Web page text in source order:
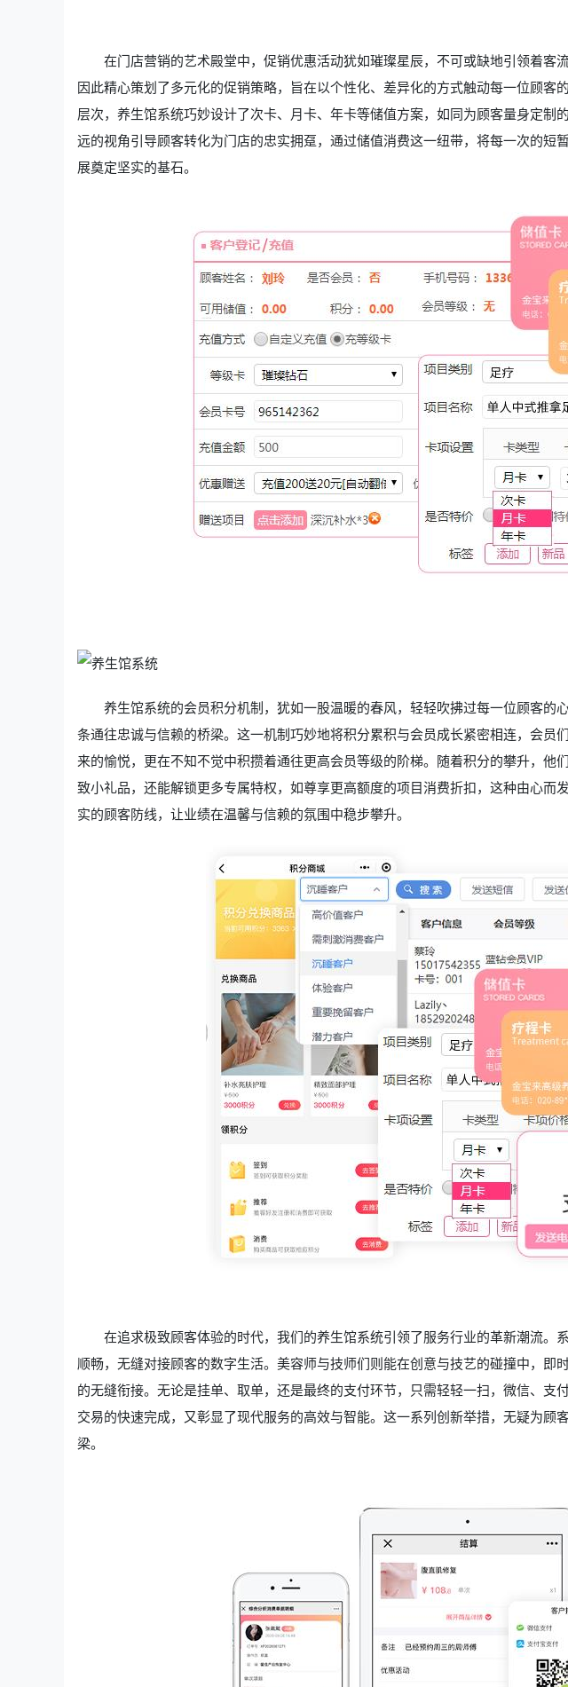
在门店营销的艺术殿堂中，促销优惠活动犹如璀璨星辰，不可或缺地引领着客
因此精心策划了多元化的促销策略，旨在以个性化、差异化的方式触动每一位顾客
层次，养生馆系统巧妙设计了次卡、月卡、年卡等储值方案，如同为顾客量身定制
远的视角引导顾客转化为门店的忠实拥趸，通过储值消费这一纽带，将每一次的短
展奠定坚实的基石。
养生馆系统的会员积分机制，犹如一股温暖的春风，轻轻吹拂过每一位顾客的
条通往忠诚与信赖的桥梁。这一机制巧妙地将积分累积与会员成长紧密相连，会员
来的愉悦，更在不知不觉中积攒着通往更高会员等级的阶梯。随着积分的攀升，他
致小礼品，还能解锁更多专属特权，如尊享更高额度的项目消费折扣，这种由心而
实的顾客防线，让业绩在温馨与信赖的氛围中稳步攀升。
在追求极致顾客体验的时代，我们的养生馆系统引领了服务行业的革新潮流。
顺畅，无缝对接顾客的数字生活。美容师与技师们则能在创意与技艺的碰撞中，即
的无缝衔接。无论是挂单、取单，还是最终的支付环节，只需轻轻一扫，微信、支
交易的快速完成，又彰显了现代服务的高效与智能。这一系列创新举措，无疑为顾
梁。